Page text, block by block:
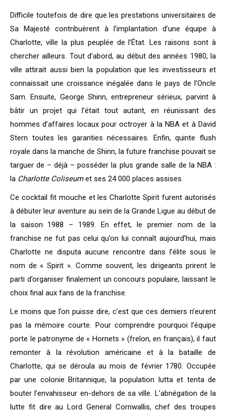
Difficile toutefois de dire que les prestations universitaires de
Sa Majesté contribuèrent à l’implantation d’une équipe à
Charlotte, ville la plus peuplée de l’État. Les raisons sont à
chercher ailleurs. Tout d’abord, au début des années 1980, la
ville attirait aussi bien la population que les investisseurs et
connaissait une croissance inégalée dans le pays de l’Oncle
Sam. Ensuite, George Shinn, entrepreneur sérieux, parvint à
bâtir un projet qui l’était tout autant, en réunissant des
hommes d’affaires locaux pour octroyer à la NBA et à David
Stern toutes les garanties nécessaires. Enfin, quinte flush
royale dans la manche de Shinn, la future franchise pouvait se
targuer de – déjà – posséder la plus grande salle de la NBA :
la Charlotte Coliseumet ses 24 000 places assises.
Ce cocktail fit mouche et les Charlotte Spirit furent autorisés
à débuter leur aventure au sein de la Grande Ligue au début de
la saison 1988 – 1989. En effet, le premier nom de la
franchise ne fut pas celui qu’on lui connaît aujourd’hui, mais
Charlotte ne disputa aucune rencontre dans l’élite sous le
nom de « Spirit ». Comme souvent, les dirigeants prirent le
parti d’organiser finalement un concours populaire, laissant le
choix final aux fans de la franchise.
Le moins que l’on puisse dire, c’est que ces derniers n’eurent
pas la mémoire courte. Pour comprendre pourquoi l’équipe
porte le patronyme de « Hornets » (frelon, en français), il faut
remonter à la révolution américaine et à la bataille de
Charlotte, qui se déroula au mois de février 1780. Occupée
par une colonie Britannique, la population lutta et tenta de
bouter l’envahisseur en-dehors de sa ville. L’abnégation de la
lutte fit dire au Lord General Cornwallis, chef des troupes